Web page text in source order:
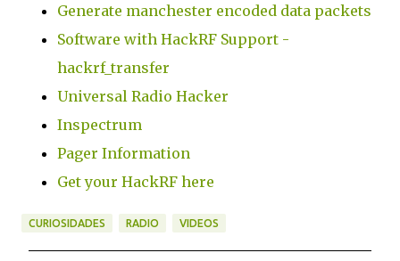
Generate manchester encoded data packets
Software with HackRF Support -
hackrf_transfer
Universal Radio Hacker
Inspectrum
Pager Information
Get your HackRF here
CURIOSIDADES RADIO VIDEOS